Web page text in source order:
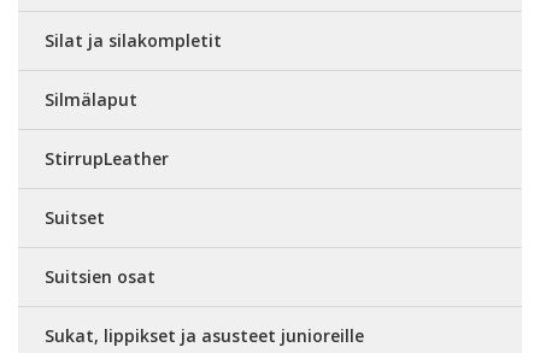
Silat ja silakompletit
Silmälaput
StirrupLeather
Suitset
Suitsien osat
Sukat, lippikset ja asusteet junioreille